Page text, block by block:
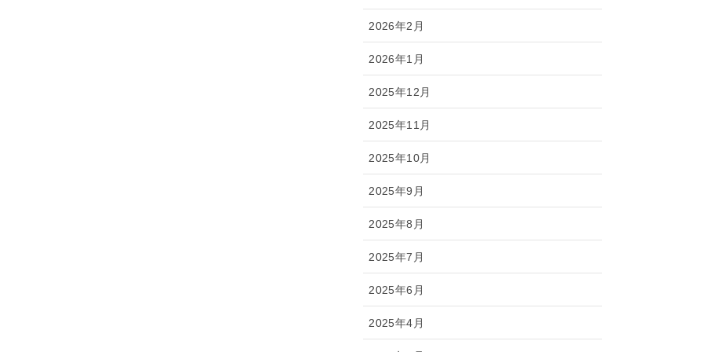
2026年2月
2026年1月
2025年12月
2025年11月
2025年10月
2025年9月
2025年8月
2025年7月
2025年6月
2025年4月